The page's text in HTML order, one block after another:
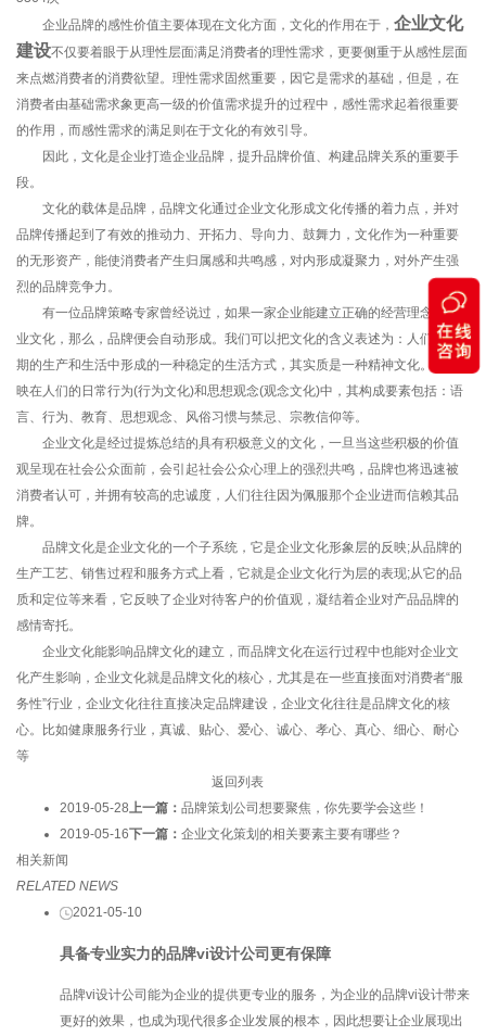
企业品牌的感性价值主要体现在文化方面，文化的作用在于， 企业文化
建设不仅要着眼于从理性层面满足消费者的理性需求，更要侧重于从感性层面
来点燃消费者的消费欲望。理性需求固然重要，因它是需求的基础，但是，在
消费者由基础需求象更高一级的价值需求提升的过程中，感性需求起着很重要
的作用，而感性需求的满足则在于文化的有效引导。
因此，文化是企业打造企业品牌，提升品牌价值、构建品牌关系的重要手
段。
文化的载体是品牌，品牌文化通过企业文化形成文化传播的着力点，并对
品牌传播起到了有效的推动力、开拓力、导向力、鼓舞力，文化作为一种重要
的无形资产，能使消费者产生归属感和共鸣感，对内形成凝聚力，对外产生强
烈的品牌竞争力。
有一位品牌策略专家曾经说过，如果一家企业能建立正确的经营理念和企
业文化，那么，品牌便会自动形成。我们可以把文化的含义表述为：人们在长
期的生产和生活中形成的一种稳定的生活方式，其实质是一种精神文化。它反
映在人们的日常行为(行为文化)和思想观念(观念文化)中，其构成要素包括：语
言、行为、教育、思想观念、风俗习惯与禁忌、宗教信仰等。
企业文化是经过提炼总结的具有积极意义的文化，一旦当这些积极的价值
观呈现在社会公众面前，会引起社会公众心理上的强烈共鸣，品牌也将迅速被
消费者认可，并拥有较高的忠诚度，人们往往因为佩服那个企业进而信赖其品
牌。
品牌文化是企业文化的一个子系统，它是企业文化形象层的反映;从品牌的
生产工艺、销售过程和服务方式上看，它就是企业文化行为层的表现;从它的品
质和定位等来看，它反映了企业对待客户的价值观，凝结着企业对产品品牌的
感情寄托。
企业文化能影响品牌文化的建立，而品牌文化在运行过程中也能对企业文
化产生影响，企业文化就是品牌文化的核心，尤其是在一些直接面对消费者“服
务性”行业，企业文化往往直接决定品牌建设，企业文化往往是品牌文化的核
心。比如健康服务行业，真诚、贴心、爱心、诚心、孝心、真心、细心、耐心
等
返回列表
2019-05-28上一篇： 品牌策划公司想要聚焦，你先要学会这些！
2019-05-16下一篇： 企业文化策划的相关要素主要有哪些？
相关新闻
RELATED NEWS
2021-05-10
具备专业实力的品牌vi设计公司更有保障
品牌vi设计公司能为企业的提供更专业的服务，为企业的品牌vi设计带来
更好的效果，也成为现代很多企业发展的根本，因此想要让企业展现出